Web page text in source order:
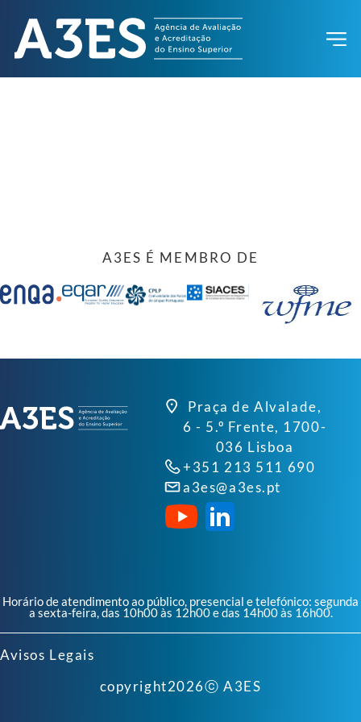
A3ES É MEMBRO DE
Praça de Alvalade,
6 - 5.º Frente, 1700-
036 Lisboa
+351 213 511 690
a3es@a3es.pt
Horário de atendimento ao público, presencial e telefónico: segunda
a sexta-feira, das 10h00 às 12h00 e das 14h00 às 16h00.
Avisos Legais
copyright2026ⓒ A3ES